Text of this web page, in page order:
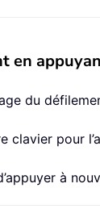
du
clavier pour
à